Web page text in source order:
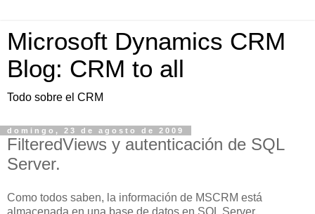
Microsoft Dynamics CRM
Blog: CRM to all
Todo sobre el CRM
domingo, 23 de agosto de 2009
FilteredViews y autenticación de SQL
Server.
Como todos saben, la información de MSCRM está
almacenada en una base de datos en SQL Server.